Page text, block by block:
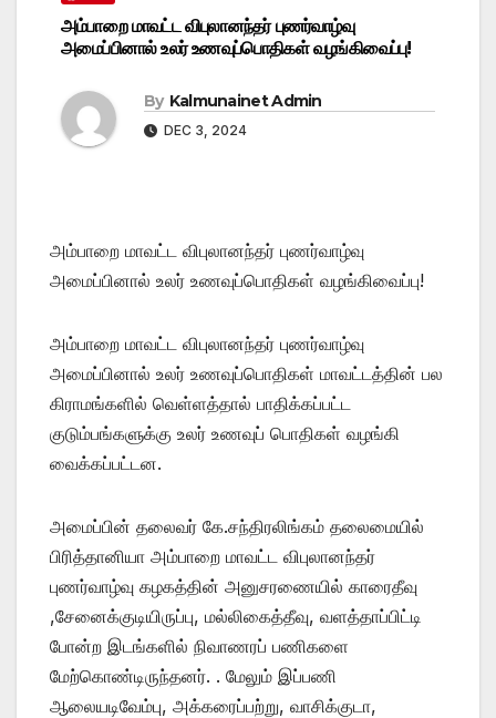
அம்பாறை மாவட்ட விபுலானந்தர் புணர்வாழ்வு
அமைப்பினால் உலர் உணவுப்பொதிகள் வழங்கிவைப்பு!
By Kalmunainet Admin
DEC 3, 2024
அம்பாறை மாவட்ட விபுலானந்தர் புணர்வாழ்வு
அமைப்பினால் உலர் உணவுப்பொதிகள் வழங்கிவைப்பு!
அம்பாறை மாவட்ட விபுலானந்தர் புணர்வாழ்வு
அமைப்பினால் உலர் உணவுப்பொதிகள் மாவட்டத்தின் பல
கிராமங்களில் வெள்ளத்தால் பாதிக்கப்பட்ட
குடும்பங்களுக்கு உலர் உணவுப் பொதிகள் வழங்கி
வைக்கப்பட்டன.
அமைப்பின் தலைவர் கே.சந்திரலிங்கம் தலைமையில்
பிரித்தானியா அம்பாறை மாவட்ட விபுலானந்தர்
புணர்வாழ்வு கழகத்தின் அனுசரணையில் காரைதீவு
,சேனைக்குடியிருப்பு, மல்லிகைத்தீவு, வளத்தாப்பிட்டி
போன்ற இடங்களில் நிவாணரப் பணிகளை
மேற்கொண்டிருந்தனர். . மேலும் இப்பணி
ஆலையடிவேம்பு, அக்கரைப்பற்று, வாசிக்குடா,